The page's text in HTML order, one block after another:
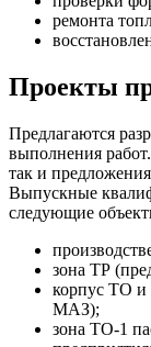
ремонта
Проекты
Предлагаются
выполнения
так и
Выпускные
следующие
зона ТР
корпус ТО и
МАЗ);
зона ТО-1